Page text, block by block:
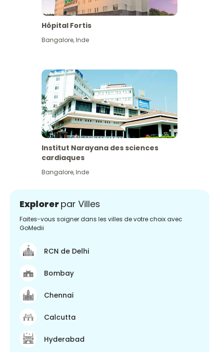
Hôpital Fortis
Bangalore,Inde
Institut Narayana des sciences
cardiaques
Bangalore,Inde
Explorer par Villes
Faites-vous soigner dans les villes de votre choix avec
GoMedii
RCN de Delhi
Bombay
Chennai
Calcutta
Hyderabad